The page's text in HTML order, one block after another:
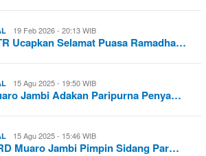
19 Feb 2026 - 20:13 WIB
Ucapkan Selamat Puasa Ramadha…
15 Agu 2025 - 19:50 WIB
Jambi Adakan Paripurna Penya…
15 Agu 2025 - 15:46 WIB
Muaro Jambi Pimpin Sidang Par…